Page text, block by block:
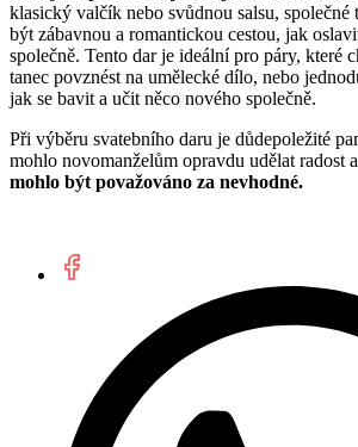
klasický valčík nebo svůdnou salsu, společné
být zábavnou a romantickou cestou, jak
společně. Tento dar je ideální pro páry, které
tanec povznést na umělecké dílo, nebo
jak se bavit a učit něco nového společně.
Při výběru svatebního daru je důdepoležité
mohlo novomanželům opravdu udělat radost a
mohlo být považováno za nevhodné.